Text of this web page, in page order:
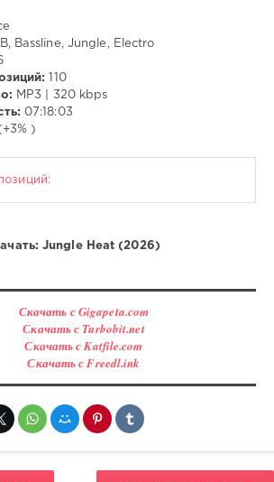
Bassline, Jungle, Electro
110
MP3 | 320 kbps
07:18:03
)
Jungle Heat (2026)
Скачать с Gigapeta.com
Скачать с Turbobit.net
Скачать с Katfile.com
Скачать с Freedl.ink